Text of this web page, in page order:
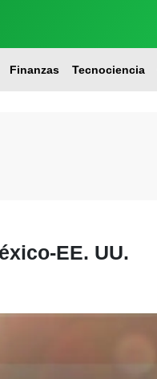
Finanzas Tecnociencia
EE. UU.